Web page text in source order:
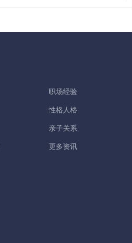
职场经验
性格人格
亲子关系
更多资讯